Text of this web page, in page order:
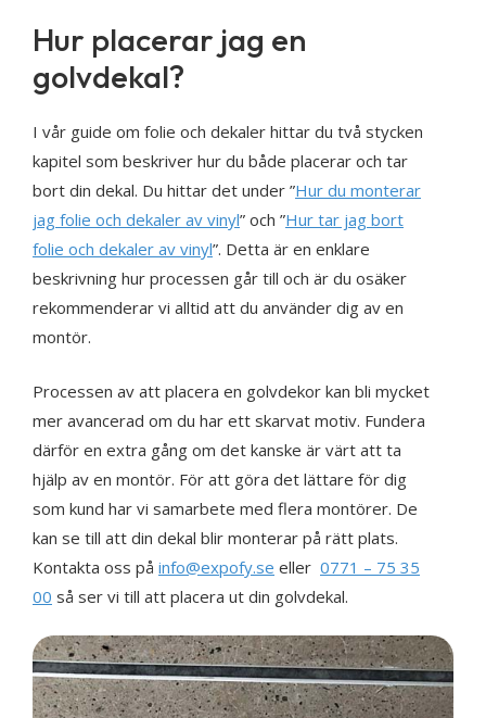
Hur placerar jag en
golvdekal?
I vår guide om folie och dekaler hittar du två stycken
kapitel som beskriver hur du både placerar och tar
bort din dekal. Du hittar det under ”Hur du monterar
jag folie och dekaler av vinyl” och ”Hur tar jag bort
folie och dekaler av vinyl”. Detta är en enklare
beskrivning hur processen går till och är du osäker
rekommenderar vi alltid att du använder dig av en
montör.
Processen av att placera en golvdekor kan bli mycket
mer avancerad om du har ett skarvat motiv. Fundera
därför en extra gång om det kanske är värt att ta
hjälp av en montör. För att göra det lättare för dig
som kund har vi samarbete med flera montörer. De
kan se till att din dekal blir monterar på rätt plats.
Kontakta oss på info@expofy.se eller 0771 – 75 35
00 så ser vi till att placera ut din golvdekal.